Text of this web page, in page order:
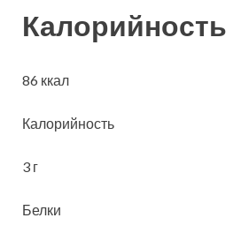
Калорийность
86 ккал
Калорийность
3 г
Белки